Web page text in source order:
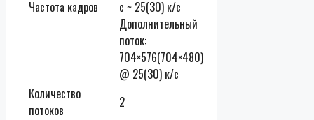
Частота кадров
с ~ 25(30) к/с
Дополнительный
поток:
704×576(704×480)
@ 25(30) к/с
Количество
потоков
2